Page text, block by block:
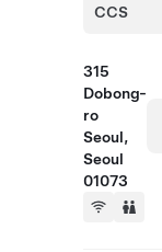
CCS
315
Dobong-
ro
Seoul,
Seoul
01073